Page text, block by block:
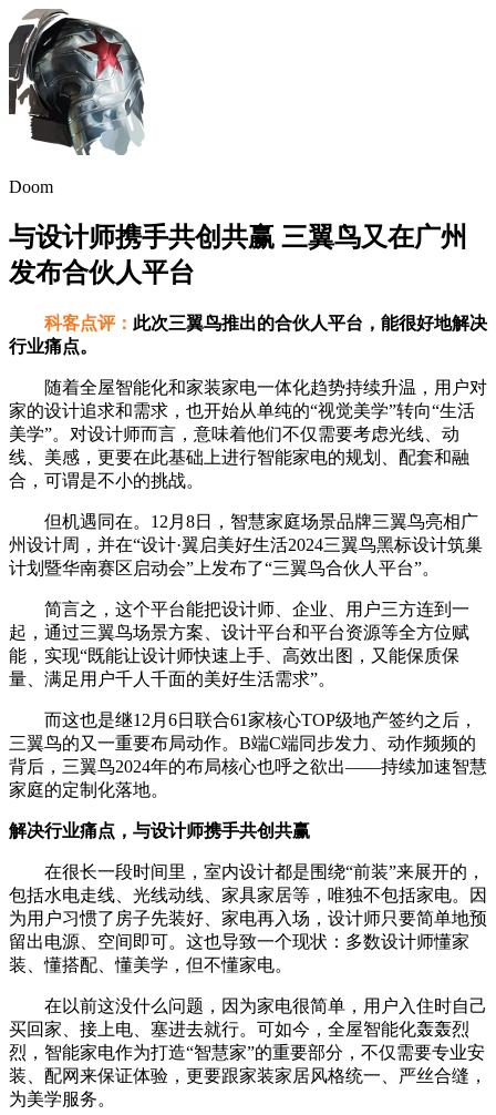
Doom
与设计师携手共创共赢 三翼鸟又在广州
发布合伙人平台
科客点评： 此次三翼鸟推出的合伙人平台，能很好地解决
行业痛点。
随着全屋智能化和家装家电一体化趋势持续升温，用户对
家的设计追求和需求，也开始从单纯的“视觉美学”转向“生活
美学”。对设计师而言，意味着他们不仅需要考虑光线、动
线、美感，更要在此基础上进行智能家电的规划、配套和融
合，可谓是不小的挑战。
但机遇同在。12月8日，智慧家庭场景品牌三翼鸟亮相广
州设计周，并在“设计·翼启美好生活2024三翼鸟黑标设计筑巢
计划暨华南赛区启动会”上发布了“三翼鸟合伙人平台”。
简言之，这个平台能把设计师、企业、用户三方连到一
起，通过三翼鸟场景方案、设计平台和平台资源等全方位赋
能，实现“既能让设计师快速上手、高效出图，又能保质保
量、满足用户千人千面的美好生活需求”。
而这也是继12月6日联合61家核心TOP级地产签约之后，
三翼鸟的又一重要布局动作。B端C端同步发力、动作频频的
背后，三翼鸟2024年的布局核心也呼之欲出——持续加速智慧
家庭的定制化落地。
解决行业痛点，与设计师携手共创共赢
在很长一段时间里，室内设计都是围绕“前装”来展开的，
包括水电走线、光线动线、家具家居等，唯独不包括家电。因
为用户习惯了房子先装好、家电再入场，设计师只要简单地预
留出电源、空间即可。这也导致一个现状：多数设计师懂家
装、懂搭配、懂美学，但不懂家电。
在以前这没什么问题，因为家电很简单，用户入住时自己
买回家、接上电、塞进去就行。可如今，全屋智能化轰轰烈
烈，智能家电作为打造“智慧家”的重要部分，不仅需要专业安
装、配网来保证体验，更要跟家装家居风格统一、严丝合缝，
为美学服务。